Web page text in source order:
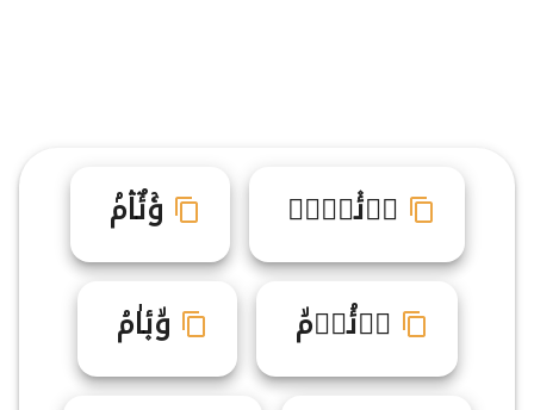
وࣷئ۫اࣸم۬ وۚئٌاۛمۢ
وࣵئۘاࣶمۙ وۙئ۪اٰمۘ